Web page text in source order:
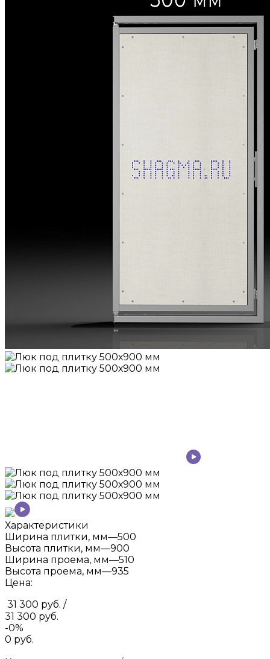
Характеристики
Ширина плитки, мм—500
Высота плитки, мм—900
Ширина проема, мм—510
Высота проема, мм—935
Цена:
31 300 руб. /
31 300 руб.
-0%
0 руб.